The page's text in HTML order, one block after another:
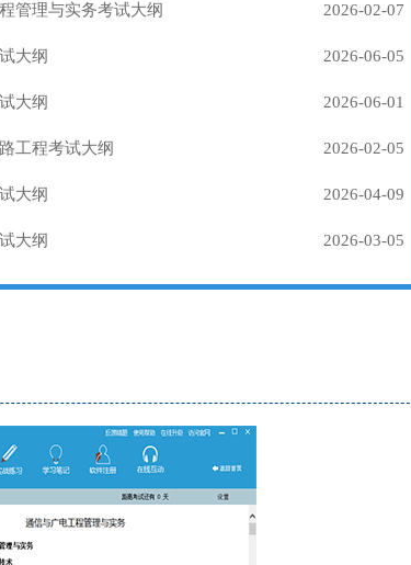
管理与实务考试大纲 2026-02-07
大纲 2026-06-05
大纲 2026-06-01
工程考试大纲 2026-02-05
大纲 2026-04-09
大纲 2026-03-05